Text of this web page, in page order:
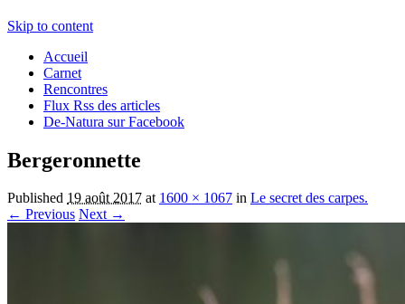
Skip to content
Accueil
Carnet
Rencontres
Flux Rss des articles
De-Natura sur Facebook
Bergeronnette
Published 19 août 2017 at 1600 × 1067 in Le secret des carpes.
← Previous Next →